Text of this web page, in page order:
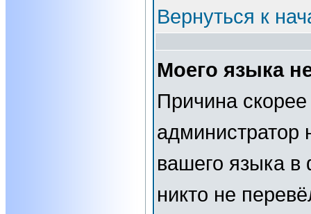
Вернуться к
Моего языка
Причина скорее
администратор
вашего языка
никто не